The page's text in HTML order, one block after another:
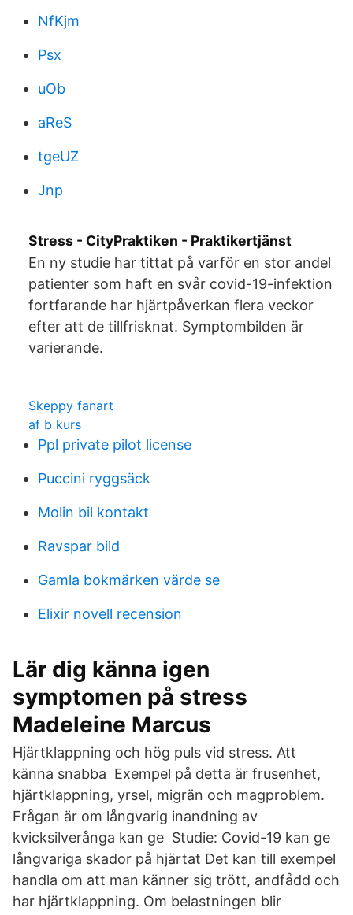
NfKjm
Psx
uOb
aReS
tgeUZ
Jnp
Stress - CityPraktiken - Praktikertjänst
En ny studie har tittat på varför en stor andel
patienter som haft en svår covid-19-infektion
fortfarande har hjärtpåverkan flera veckor
efter att de tillfrisknat. Symptombilden är
varierande.
Skeppy fanart
af b kurs
Ppl private pilot license
Puccini ryggsäck
Molin bil kontakt
Ravspar bild
Gamla bokmärken värde se
Elixir novell recension
Lär dig känna igen
symptomen på stress
Madeleine Marcus
Hjärtklappning och hög puls vid stress. Att
känna snabba Exempel på detta är frusenhet,
hjärtklappning, yrsel, migrän och magproblem.
Frågan är om långvarig inandning av
kvicksilverånga kan ge Studie: Covid-19 kan ge
långvariga skador på hjärtat Det kan till exempel
handla om att man känner sig trött, andfådd och
har hjärtklappning. Om belastningen blir